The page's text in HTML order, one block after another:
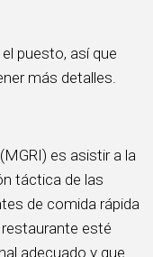
puesto, así que
más detalles.
es asistir a la
táctica de las
de comida rápida
restaurante esté
adecuado y que